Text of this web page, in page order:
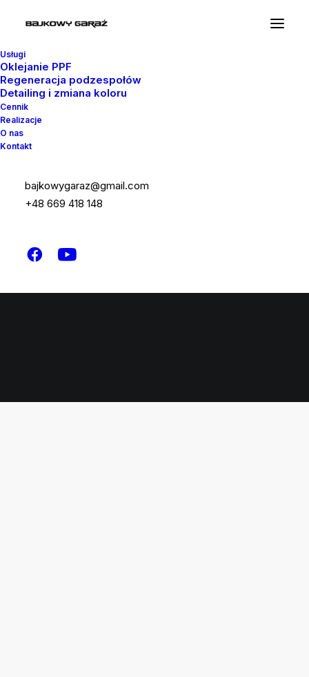
Usługi
Oklejanie PPF
Regeneracja podzespołów
Detailing i zmiana koloru
Cennik
Realizacje
O nas
Kontakt
bajkowygaraz@gmail.com
+48 669 418 148
ECHO
STUDIO